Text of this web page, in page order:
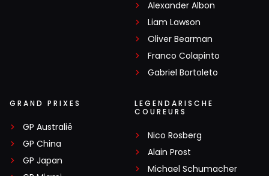
Alexander Albon
Liam Lawson
Oliver Bearman
Franco Colapinto
Gabriel Bortoleto
GRAND PRIXES
GP Australië
GP China
GP Japan
LEGENDARISCHE
COUREURS
Nico Rosberg
Alain Prost
Michael Schumacher